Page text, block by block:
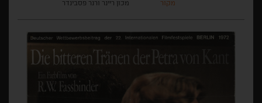
מקור מכון ריינר ורנר פסבינדר